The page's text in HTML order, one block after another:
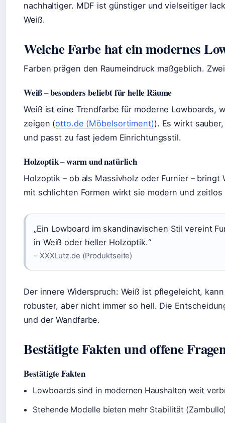
nachhaltiger. MDF ist günstiger und vielseitiger
Weiß.
Welche Farbe hat ein modernes
Farben prägen den Raumeindruck maßgeblich.
Weiß – besonders beliebt für helle Räume
Weiß ist eine Trendfarbe für moderne Lowboards,
zeigen (otto.de (Möbelsortiment)). Es wirkt
und passt zu fast jedem Einrichtungsstil.
Holzoptik – warm und natürlich
Holzoptik – ob als Massivholz oder Furnier – bringt
mit schlichten Formen wirkt sie modern und zeitlos
„Ein Lowboard im skandinavischen Stil vereint
in Weiß oder heller Holzoptik.“
– XXXLutz.de (Produktseite)
Der innere Widerspruch: Weiß ist pflegeleicht,
robuster, aber nicht immer so hell. Die
und der Wandfarbe.
Bestätigte Fakten und offene
Bestätigte Fakten
Lowboards sind in modernen Haushalten weit
Stehende Modelle bieten mehr Stabilität